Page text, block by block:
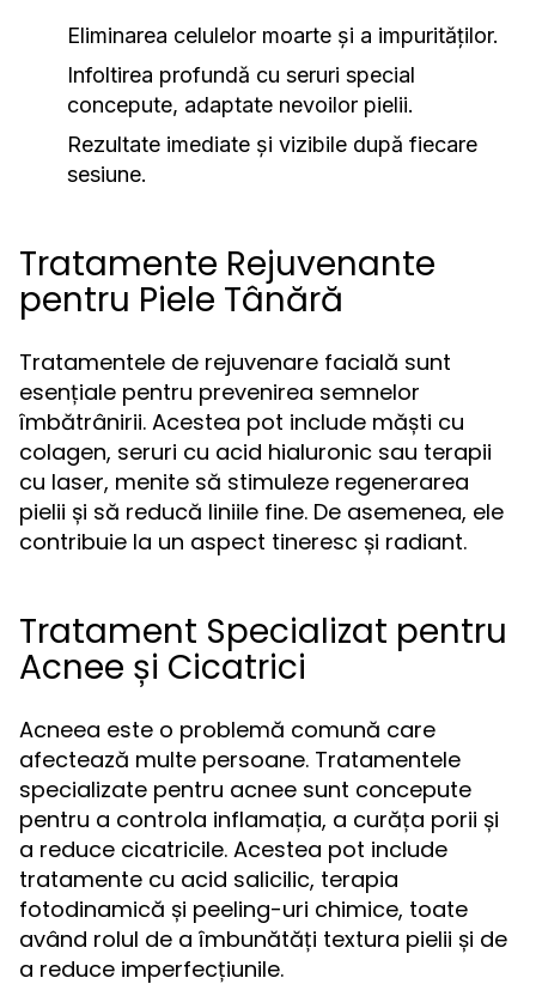
Eliminarea celulelor moarte și a impurităților.
Infoltirea profundă cu seruri special
concepute, adaptate nevoilor pielii.
Rezultate imediate și vizibile după fiecare
sesiune.
Tratamente Rejuvenante
pentru Piele Tânără
Tratamentele de rejuvenare facială sunt
esențiale pentru prevenirea semnelor
îmbătrânirii. Acestea pot include măști cu
colagen, seruri cu acid hialuronic sau terapii
cu laser, menite să stimuleze regenerarea
pielii și să reducă liniile fine. De asemenea, ele
contribuie la un aspect tineresc și radiant.
Tratament Specializat pentru
Acnee și Cicatrici
Acneea este o problemă comună care
afectează multe persoane. Tratamentele
specializate pentru acnee sunt concepute
pentru a controla inflamația, a curăța porii și
a reduce cicatricile. Acestea pot include
tratamente cu acid salicilic, terapia
fotodinamică și peeling-uri chimice, toate
având rolul de a îmbunătăți textura pielii și de
a reduce imperfecțiunile.